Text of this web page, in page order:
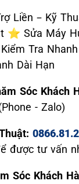
Liền – Kỹ
⭐ Sửa Máy
Tra
Dài Hạn
Sóc Khách
- Zalo)
được tư vấn
Sóc Khách